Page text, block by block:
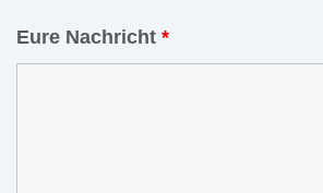
Eure Nachricht *